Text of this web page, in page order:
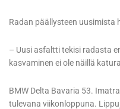
Radan päällysteen uusimista
– Uusi asfaltti tekisi radasta
kasvaminen ei ole näillä
BMW Delta Bavaria 53.
tulevana viikonloppuna.